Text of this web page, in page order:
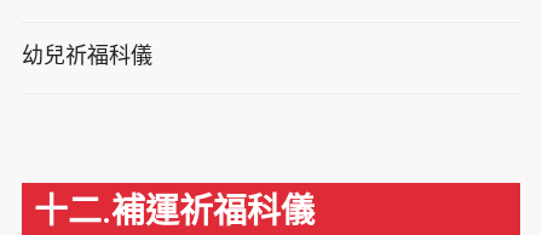
幼兒祈福科儀
十二.補運祈福科儀